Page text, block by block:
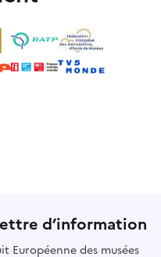
d’information
Européenne des musées